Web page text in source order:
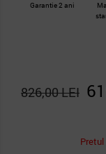
Garantie 2 ani
826,00 LEI